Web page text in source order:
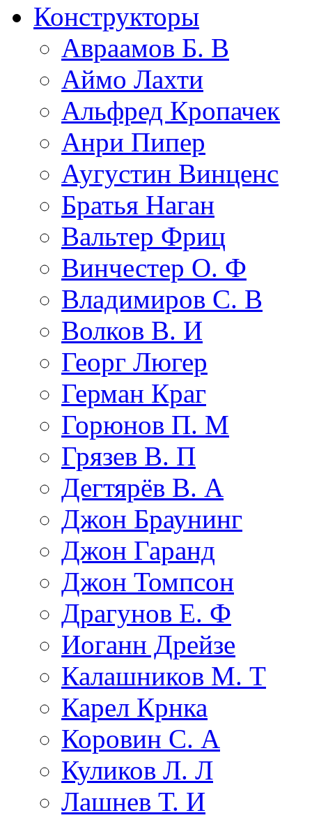
Конструкторы
Авраамов Б. В
Аймо Лахти
Альфред Кропачек
Анри Пипер
Аугустин Винценс
Братья Наган
Вальтер Фриц
Винчестер О. Ф
Владимиров С. В
Волков В. И
Георг Люгер
Герман Краг
Горюнов П. М
Грязев В. П
Дегтярёв В. А
Джон Браунинг
Джон Гаранд
Джон Томпсон
Драгунов Е. Ф
Иоганн Дрейзе
Калашников М. Т
Карел Крнка
Коровин С. А
Куликов Л. Л
Лашнев Т. И